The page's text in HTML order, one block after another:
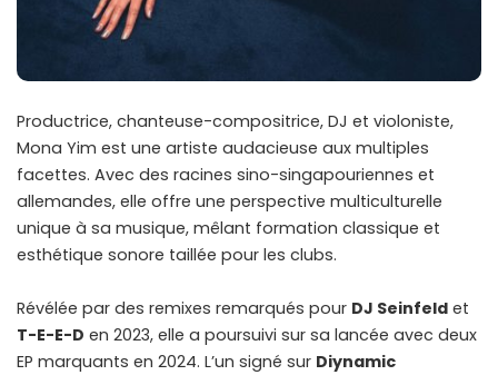
Productrice, chanteuse-compositrice, DJ et violoniste,
Mona Yim est une artiste audacieuse aux multiples
facettes. Avec des racines sino-singapouriennes et
allemandes, elle offre une perspective multiculturelle
unique à sa musique, mêlant formation classique et
esthétique sonore taillée pour les clubs.
Révélée par des remixes remarqués pour DJ Seinfeld et
T-E-E-D en 2023, elle a poursuivi sur sa lancée avec deux
EP marquants en 2024. L’un signé sur Diynamic